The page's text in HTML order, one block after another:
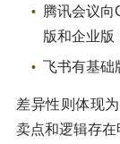
腾讯会议向
版和企业版
飞书有基础
差异性则体现
卖点和逻辑存在